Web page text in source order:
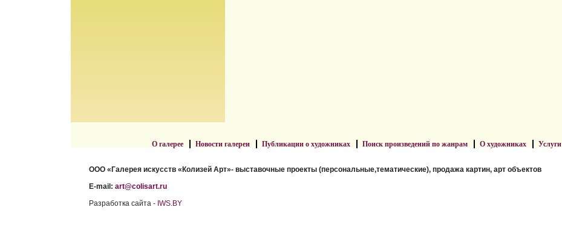
О галерее Новости галереи Публикации о художниках Поиск произведений по жанрам О художниках Услуги
ООО «Галерея искусств «Колизей Арт»- выставочные проекты (персональные,тематические), продажа картин, арт объектов
E-mail: art@colisart.ru
Разработка сайта - IWS.BY